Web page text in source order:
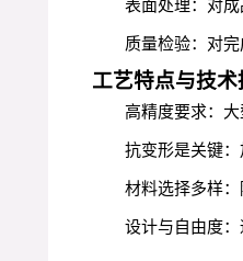
表面处理：对
质量检验：对
工艺特点与技术
高精度要求：
抗变形是关键
材料选择多样
设计与自由度